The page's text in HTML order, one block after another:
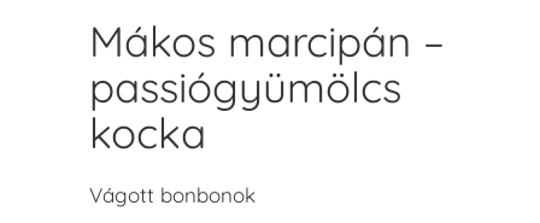
Mákos marcipán –
passiógyümölcs
kocka
Vágott bonbonok